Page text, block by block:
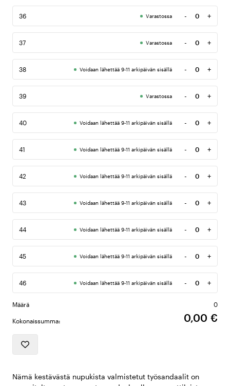
36 Varastossa -
Määrä
+
37 Varastossa -
Määrä
+
38 Voidaan lähettää 9-11 arkipäivän sisällä -
Määrä
+
39 Varastossa -
Määrä
+
40 Voidaan lähettää 9-11 arkipäivän sisällä -
Määrä
+
41 Voidaan lähettää 9-11 arkipäivän sisällä -
Määrä
+
42 Voidaan lähettää 9-11 arkipäivän sisällä -
Määrä
+
43 Voidaan lähettää 9-11 arkipäivän sisällä -
Määrä
+
44 Voidaan lähettää 9-11 arkipäivän sisällä -
Määrä
+
45 Voidaan lähettää 9-11 arkipäivän sisällä -
Määrä
+
46 Voidaan lähettää 9-11 arkipäivän sisällä -
Määrä
+
Määrä 0
Kokonaissumma: 0,00 €
Nämä kestävästä nupukista valmistetut työsandaalit on